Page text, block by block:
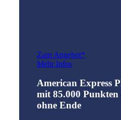
Zum Angebot*
Mehr Infos
American Express
mit 85.000
ohne Ende